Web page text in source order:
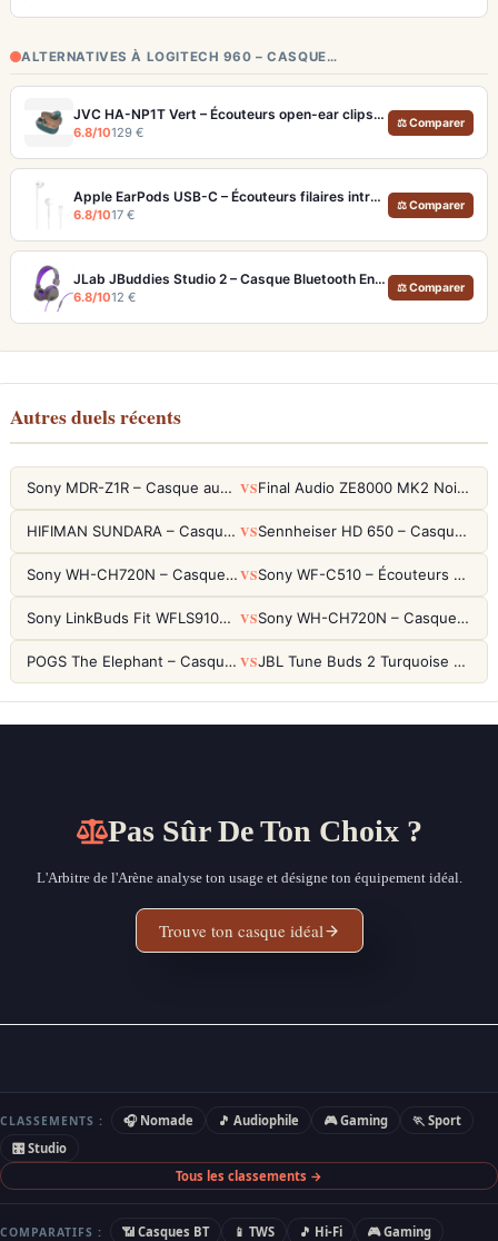
ALTERNATIVES À LOGITECH 960 – CASQUE…
JVC HA-NP1T Vert – Écouteurs open-ear clipsables pour sport et quotidien
6.8/10129 €
⚖ Comparer
Apple EarPods USB-C – Écouteurs filaires intra-auriculaires pour iPhone 15 et USB-C
6.8/1017 €
⚖ Comparer
JLab JBuddies Studio 2 – Casque Bluetooth Enfants (65h+ Autonomie) et Cloud Foam
6.8/1012 €
⚖ Comparer
Autres duels récents
Sony MDR-Z1R – Casque audiophile fermé haute résolution VS Final Audio ZE8000 MK2 Noir – Écouteurs True Wireless audiophiles 8K Sound
HIFIMAN SUNDARA – Casque Planar Magnetic Ouvert Over-Ear Audiophile VS Sennheiser HD 650 – Casque audiophile ouvert pour l'écoute analytique
Sony WH-CH720N – Casque ANC 35h, Ultra-léger (192g) avec Processeur V1 VS Sony WF-C510 – Écouteurs True Wireless compacts, autonomie 22h et multipoint
Sony LinkBuds Fit WFLS910NW Blanc – Écouteurs Sport Ailes ANC VS Sony WH-CH720N – Casque ANC 35h, Ultra-léger (192g) avec Processeur V1
POGS The Elephant – Casque Filaire Enfants 85dB POGS-Safe™ (Éco-Responsable) VS JBL Tune Buds 2 Turquoise – Écouteurs True Wireless avec ANC et autonomie 48h
Pas Sûr De Ton Choix ?
L'Arbitre de l'Arène analyse ton usage et désigne ton équipement idéal.
Trouve ton casque idéal
CLASSEMENTS : 🎧 Nomade 🎵 Audiophile 🎮 Gaming
🏃 Sport
🎛 Studio
Tous les classements →
COMPARATIFS : 📶 Casques BT 📱 TWS 🎵 Hi-Fi
🎮 Gaming